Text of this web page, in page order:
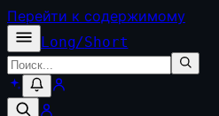
Перейти к содержимому
Long/Short